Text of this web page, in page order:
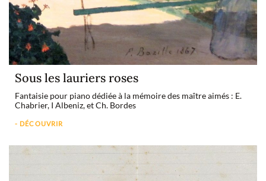
Sous les lauriers roses
Fantaisie pour piano dédiée à la mémoire des maître aimés : E.
Chabrier, I Albeniz, et Ch. Bordes
- DÉCOUVRIR